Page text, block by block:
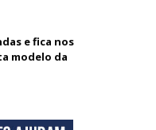
e fica nos
modelo da